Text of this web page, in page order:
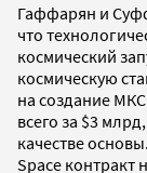
Гаффарян и
что
космический
космическую
на создание
всего за $3
качестве
Space контракт